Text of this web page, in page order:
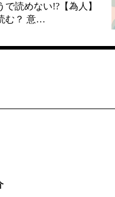
で読めない!?【為人】
む？ 意…